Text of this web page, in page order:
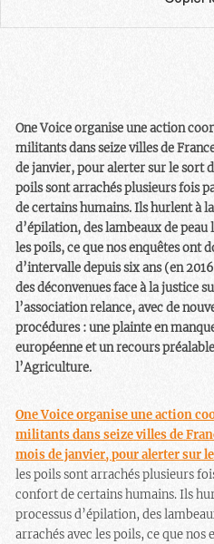
One Voice organise une action
militants dans seize villes de
de janvier, pour alerter sur le sort
poils sont arrachés plusieurs fois
de certains humains. Ils hurlent à
d’épilation, des lambeaux de
les poils, ce que nos enquêtes ont
d’intervalle depuis six ans (en
des déconvenues face à la justice
l’association relance, avec de
procédures : une plainte en
européenne et un recours
l’Agriculture.
One Voice organise une action
militants dans seize villes de
mois de janvier, pour alerter sur
les poils sont arrachés plusieurs
confort de certains humains. Ils
processus d’épilation, des
arrachés avec les poils, ce que nos